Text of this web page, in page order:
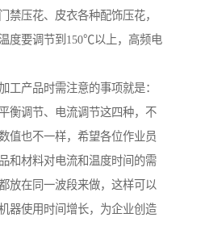
禁压花、皮衣各种配饰压花，
度要调节到150℃以上，高频电
工产品时需注意的事项就是：
衡调节、电流调节这四种，不
值也不一样，希望各位作业员
和材料对电流和温度时间的需
放在同一波段来做，这样可以
器使用时间增长，为企业创造